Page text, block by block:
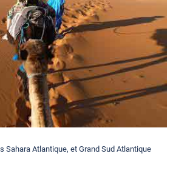
Sahara Atlantique, et Grand Sud Atlantique